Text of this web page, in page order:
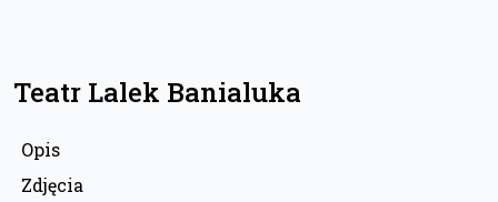
Teatr Lalek Banialuka
Opis
Zdjęcia